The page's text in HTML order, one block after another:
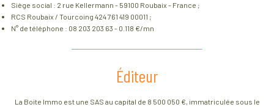
Siège social : 2 rue Kellermann - 59100 Roubaix - France ;
RCS Roubaix / Tourcoing 424 761 419 00011 ;
N° de téléphone : 08 203 203 63 - 0.118 €/mn
Éditeur
La Boite Immo est une SAS au capital de 8 500 050 €, immatriculée sous le